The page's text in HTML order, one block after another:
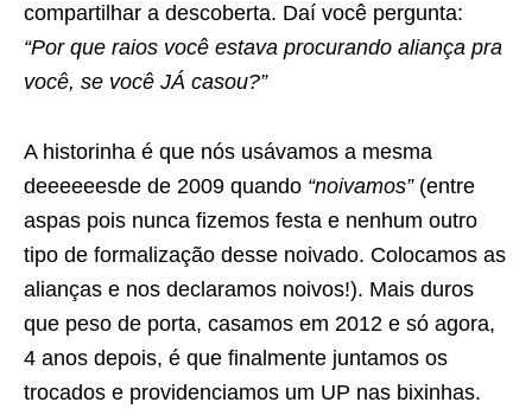
compartilhar a descoberta. Daí você pergunta:
“Por que raios você estava procurando aliança pra
você, se você JÁ casou?”
A historinha é que nós usávamos a mesma
deeeeeesde de 2009 quando “noivamos”(entre
aspas pois nunca fizemos festa e nenhum outro
tipo de formalização desse noivado. Colocamos as
alianças e nos declaramos noivos!). Mais duros
que peso de porta, casamos em 2012 e só agora,
4 anos depois, é que finalmente juntamos os
trocados e providenciamos um UP nas bixinhas.